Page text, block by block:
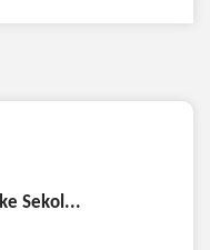
Sekol...